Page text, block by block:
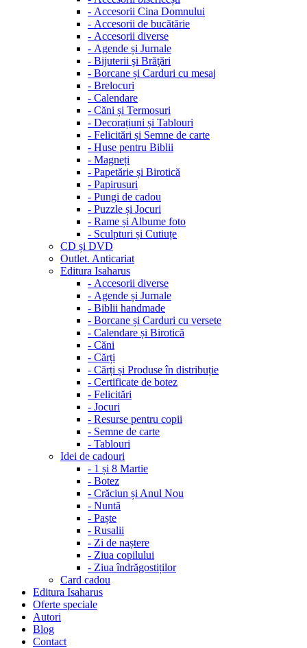
- Accesorii Cina Domnului
- Accesorii de bucătărie
- Accesorii diverse
- Agende și Jurnale
- Bijuterii şi Brăţări
- Borcane și Carduri cu mesaj
- Brelocuri
- Calendare
- Căni și Termosuri
- Decorațiuni și Tablouri
- Felicitări și Semne de carte
- Huse pentru Biblii
- Magneți
- Papetărie și Birotică
- Papirusuri
- Pungi de cadou
- Puzzle și Jocuri
- Rame și Albume foto
- Sculpturi și Cutiuțe
CD și DVD
Outlet. Anticariat
Editura Isaharus
- Accesorii diverse
- Agende și Jurnale
- Biblii handmade
- Borcane și Carduri cu versete
- Calendare și Birotică
- Căni
- Cărți
- Cărți și Produse în distribuție
- Certificate de botez
- Felicitări
- Jocuri
- Resurse pentru copii
- Semne de carte
- Tablouri
Idei de cadouri
- 1 și 8 Martie
- Botez
- Crăciun și Anul Nou
- Nuntă
- Paște
- Rusalii
- Zi de naștere
- Ziua copilului
- Ziua îndrăgostiților
Card cadou
Editura Isaharus
Oferte speciale
Autori
Blog
Contact